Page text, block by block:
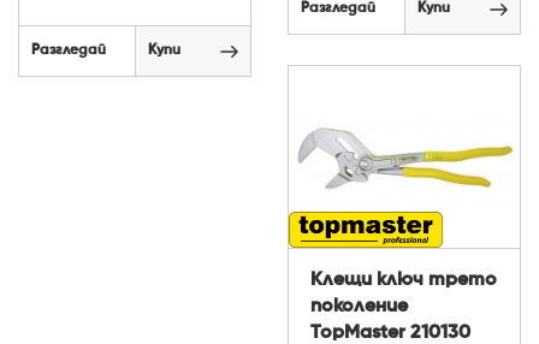
Разгледай Купи
Разгледай Купи
Клещи ключ трето
поколение
TopMaster 210130